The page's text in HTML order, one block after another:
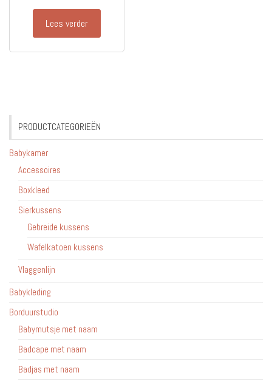
Lees verder
PRODUCTCATEGORIEËN
Babykamer
Accessoires
Boxkleed
Sierkussens
Gebreide kussens
Wafelkatoen kussens
Vlaggenlijn
Babykleding
Borduurstudio
Babymutsje met naam
Badcape met naam
Badjas met naam